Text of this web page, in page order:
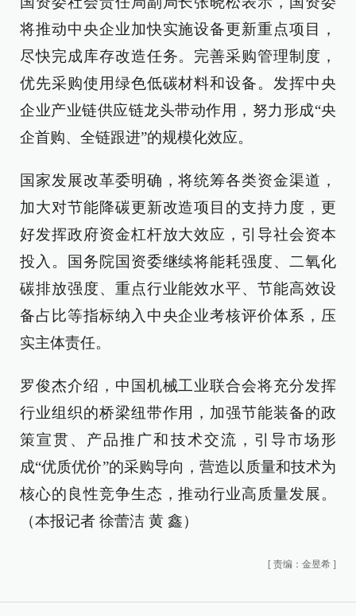
将推动中央企业加快实施设备更新重点项目，
尽快完成库存改造任务。完善采购管理制度，
优先采购使用绿色低碳材料和设备。发挥中央
企业产业链供应链龙头带动作用，努力形成“央
企首购、全链跟进”的规模化效应。
国家发展改革委明确，将统筹各类资金渠道，
加大对节能降碳更新改造项目的支持力度，更
好发挥政府资金杠杆放大效应，引导社会资本
投入。国务院国资委继续将能耗强度、二氧化
碳排放强度、重点行业能效水平、节能高效设
备占比等指标纳入中央企业考核评价体系，压
实主体责任。
罗俊杰介绍，中国机械工业联合会将充分发挥
行业组织的桥梁纽带作用，加强节能装备的政
策宣贯、产品推广和技术交流，引导市场形
成“优质优价”的采购导向，营造以质量和技术为
核心的良性竞争生态，推动行业高质量发展。
（本报记者 徐蕾洁 黄 鑫）
[ 责编：金昱希 ]